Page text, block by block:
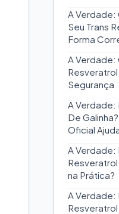
A Verdade:
Seu Trans
Forma
A Verdade:
Resveratrol
Segurança
A Verdade:
De
Oficial
A Verdade:
na Prática?
A Verdade: